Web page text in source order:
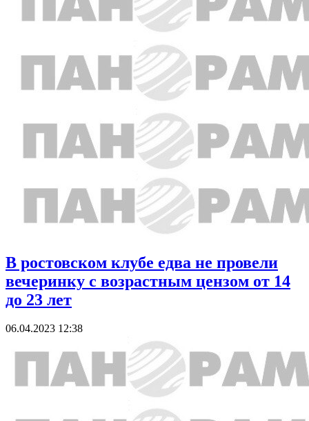
В ростовском клубе едва не провели
вечеринку с возрастным цензом от 14
до 23 лет
06.04.2023 12:38